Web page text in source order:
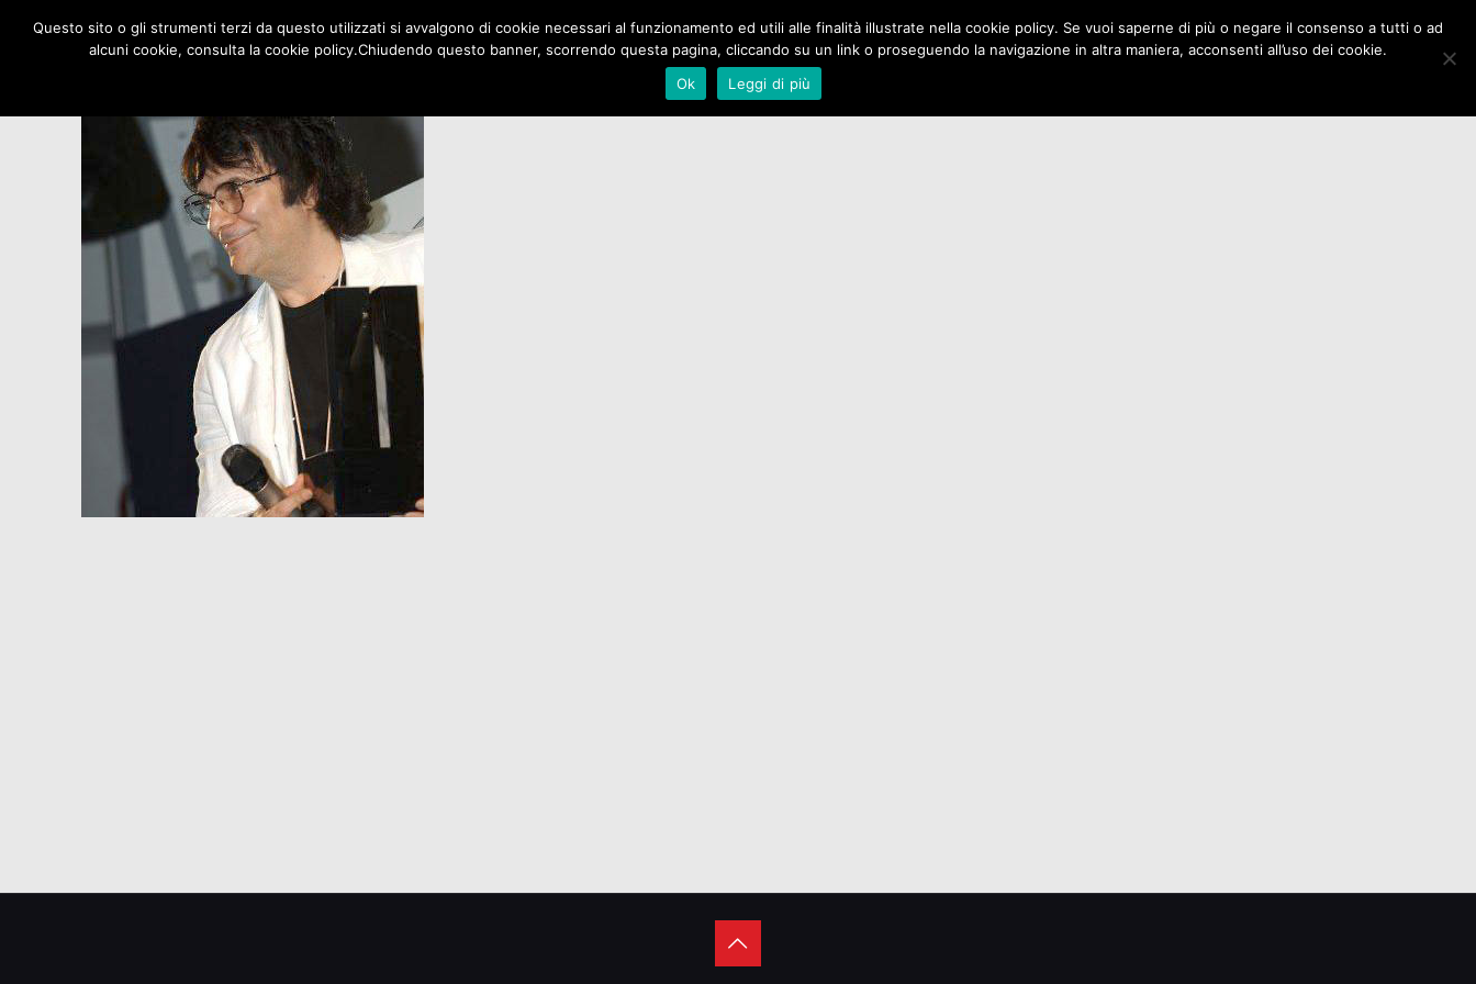
Home Chi Siamo Pubblicazioni Eventi Istituzioni Contatti
Questo sito o gli strumenti terzi da questo utilizzati si avvalgono di cookie necessari al funzionamento ed utili alle finalità illustrate nella cookie policy. Se vuoi saperne di più o negare il consenso a tutti o ad
alcuni cookie, consulta la cookie policy.Chiudendo questo banner, scorrendo questa pagina, cliccando su un link o proseguendo la navigazione in altra maniera, acconsenti all’uso dei cookie.
Ok
Leggi di più